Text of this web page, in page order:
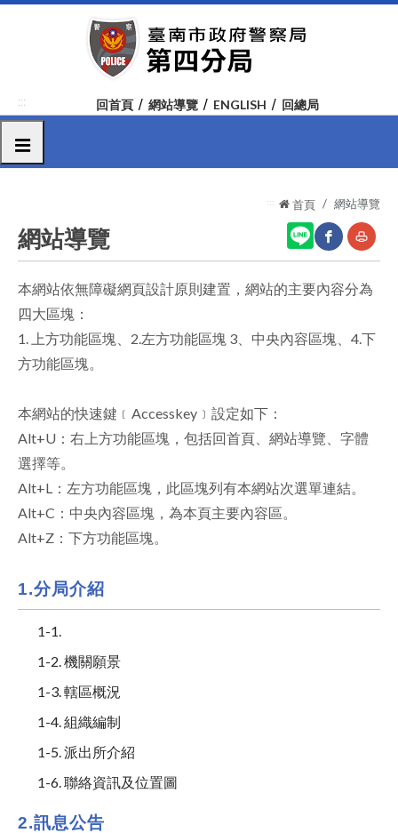
跳
容
塊
::: 回首頁 網站導覽 ENGLISH 回總局
選單
::: 首頁 網站導覽
網站導覽
網
分
友
列
本網站依無障礙網頁設計原則建置，網站的主要內容分為
四大區塊：
1. 上方功能區塊、2.左方功能區塊 3、中央內容區塊、4.下
方功能區塊。
本網站的快速鍵﹝Accesskey﹞設定如下：
Alt+U：右上方功能區塊，包括回首頁、網站導覽、字體
選擇等。
Alt+L：左方功能區塊，此區塊列有本網站次選單連結。
Alt+C：中央內容區塊，為本頁主要內容區。
Alt+Z：下方功能區塊。
1.分局介紹
1-1.
1-2. 機關願景
1-3. 轄區概況
1-4. 組織編制
1-5. 派出所介紹
1-6. 聯絡資訊及位置圖
2.訊息公告